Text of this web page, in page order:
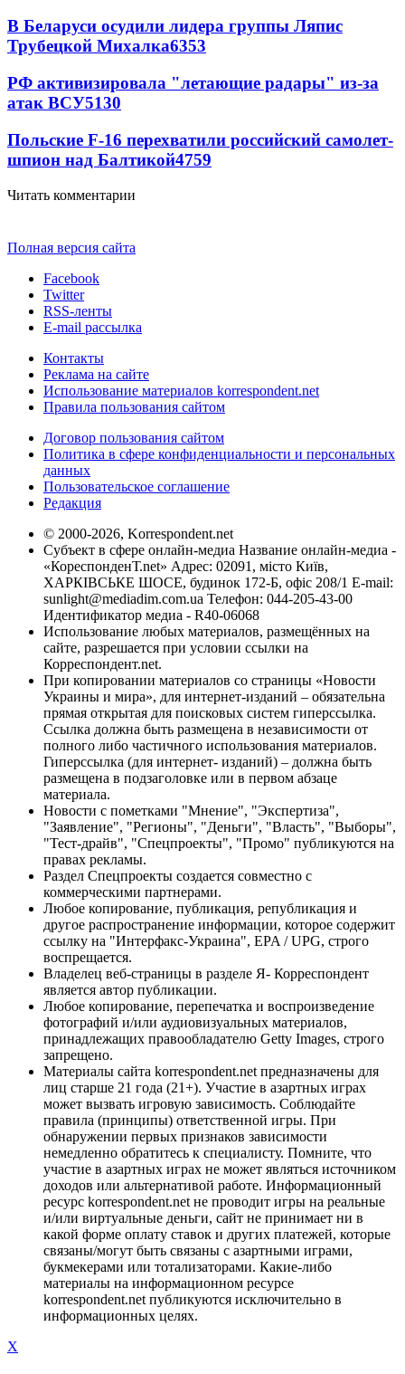
В Беларуси осудили лидера группы Ляпис
Трубецкой Михалка6353
РФ активизировала "летающие радары" из-за
атак ВСУ5130
Польские F-16 перехватили российский самолет-
шпион над Балтикой4759
Читать комментарии
Полная версия сайта
Facebook
Twitter
RSS-ленты
E-mail рассылка
Контакты
Реклама на сайте
Использование материалов korrespondent.net
Правила пользования сайтом
Договор пользования сайтом
Политика в сфере конфиденциальности и персональных
данных
Пользовательское соглашение
Редакция
© 2000-2026, Korrespondent.net
Субъект в сфере онлайн-медиа Название онлайн-медиа -
«КореспонденТ.net» Адрес: 02091, місто Київ,
ХАРКІВСЬКЕ ШОСЕ, будинок 172-Б, офіс 208/1 E-mail:
sunlight@mediadim.com.ua Телефон: 044-205-43-00
Идентификатор медиа - R40-06068
Использование любых материалов, размещённых на
сайте, разрешается при условии ссылки на
Корреспондент.net.
При копировании материалов со страницы «Новости
Украины и мира», для интернет-изданий – обязательна
прямая открытая для поисковых систем гиперссылка.
Ссылка должна быть размещена в независимости от
полного либо частичного использования материалов.
Гиперссылка (для интернет- изданий) – должна быть
размещена в подзаголовке или в первом абзаце
материала.
Новости с пометками "Мнение", "Экспертиза",
"Заявление", "Регионы", "Деньги", "Власть", "Выборы",
"Тест-драйв", "Спецпроекты", "Промо" публикуются на
правах рекламы.
Раздел Спецпроекты создается совместно с
коммерческими партнерами.
Любое копирование, публикация, републикация и
другое распространение информации, которое содержит
ссылку на "Интерфакс-Украина", EPA / UPG, строго
воспрещается.
Владелец веб-страницы в разделе Я- Корреспондент
является автор публикации.
Любое копирование, перепечатка и воспроизведение
фотографий и/или аудиовизуальных материалов,
принадлежащих правообладателю Getty Images, строго
запрещено.
Материалы сайта korrespondent.net предназначены для
лиц старше 21 года (21+). Участие в азартных играх
может вызвать игровую зависимость. Соблюдайте
правила (принципы) ответственной игры. При
обнаружении первых признаков зависимости
немедленно обратитесь к специалисту. Помните, что
участие в азартных играх не может являться источником
доходов или альтернативой работе. Информационный
ресурс korrespondent.net не проводит игры на реальные
и/или виртуальные деньги, сайт не принимает ни в
какой форме оплату ставок и других платежей, которые
связаны/могут быть связаны с азартными играми,
букмекерами или тотализаторами. Какие-либо
материалы на информационном ресурсе
korrespondent.net публикуются исключительно в
информационных целях.
X